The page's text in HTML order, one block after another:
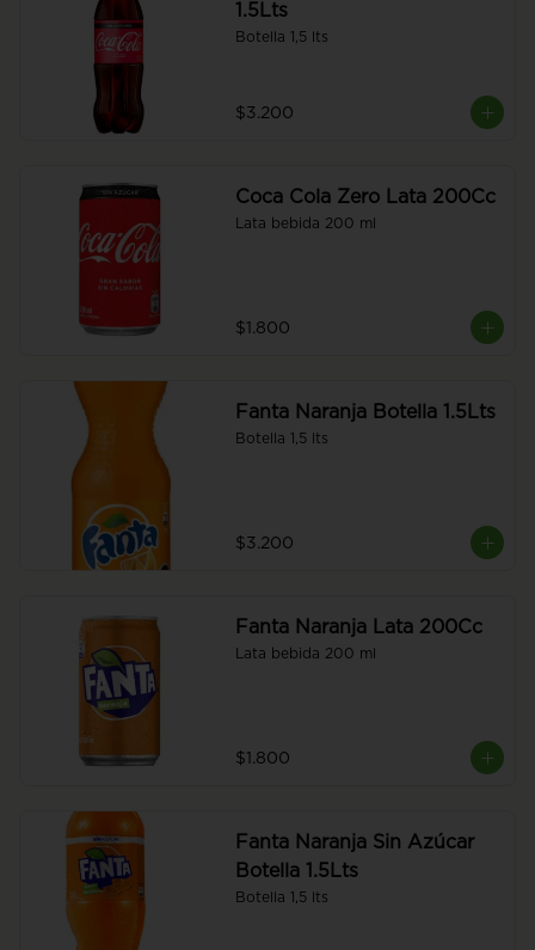
1.5Lts
Botella 1,5 lts
$3.200
Coca Cola Zero Lata 200Cc
Lata bebida 200 ml
$1.800
Fanta Naranja Botella 1.5Lts
Botella 1,5 lts
$3.200
Fanta Naranja Lata 200Cc
Lata bebida 200 ml
$1.800
Fanta Naranja Sin Azúcar
Botella 1.5Lts
Botella 1,5 lts